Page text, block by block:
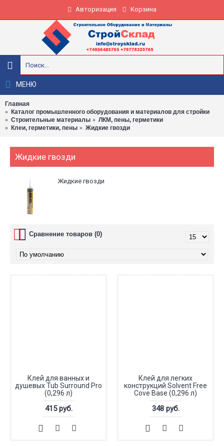
Авторизация Корзина
МЕНЮ
Главная
Каталог промышленного оборудования и материалов для стройки
Строительные материалы
ЛКМ, пены, герметики
Клеи, герметики, пены
Жидкие гвозди
Жидкие гвозди
Жидкие гвозди
Сравнение товаров (0)
Клей для ванных и
душевых Tub Surround Pro
(0,296 л)
415 руб.
Клей для легких
конструкций Solvent Free
Cove Base (0,296 л)
348 руб.